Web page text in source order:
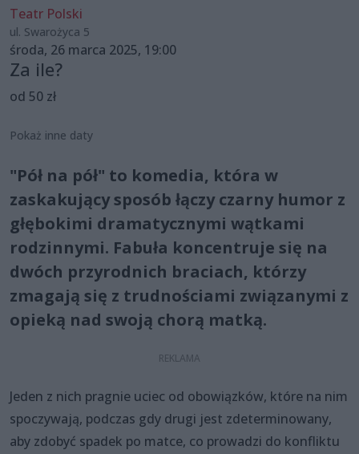
Teatr Polski
ul. Swarożyca 5
środa, 26 marca 2025, 19:00
Za ile?
od 50 zł
Pokaż inne daty
"Pół na pół" to komedia, która w
zaskakujący sposób łączy czarny humor z
głębokimi dramatycznymi wątkami
rodzinnymi. Fabuła koncentruje się na
dwóch przyrodnich braciach, którzy
zmagają się z trudnościami związanymi z
opieką nad swoją chorą matką.
Jeden z nich pragnie uciec od obowiązków, które na nim
spoczywają, podczas gdy drugi jest zdeterminowany,
aby zdobyć spadek po matce, co prowadzi do konfliktu